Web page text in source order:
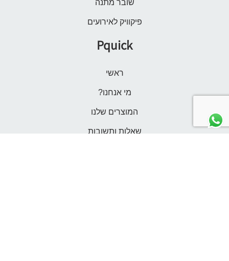
שובר מתנה
פיקוויק לאירועים
Pquick
ראשי
מי אנחנו?
המוצרים שלנו
שאלות ותשובות